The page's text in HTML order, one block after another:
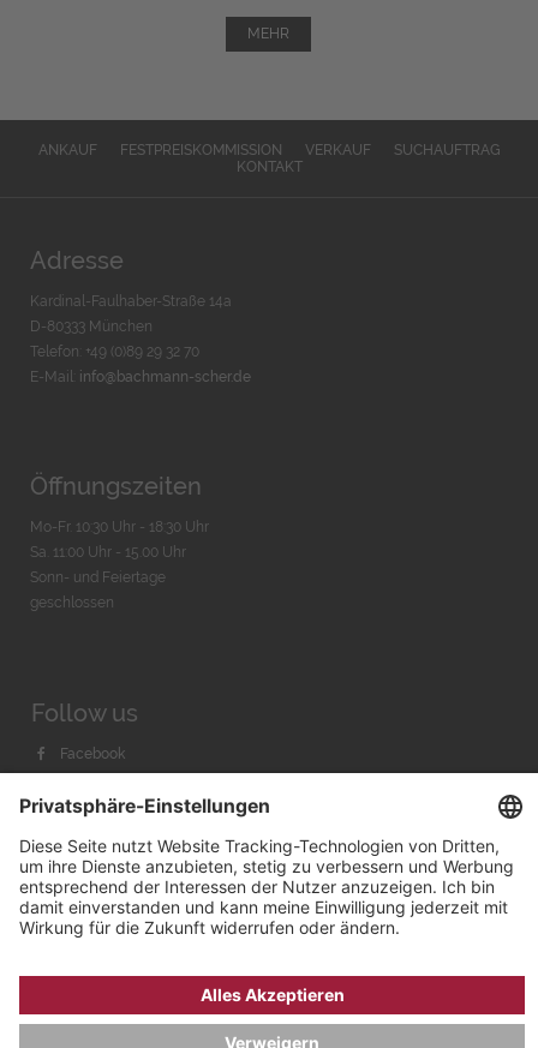
MEHR
ANKAUF FESTPREISKOMMISSION VERKAUF
SUCHAUFTRAG
KONTAKT
Adresse
Kardinal-Faulhaber-Straße 14a
D-80333 München
Telefon: +49 (0)89 29 32 70
E-Mail: info@bachmann-scher.de
Öffnungszeiten
Mo-Fr. 10:30 Uhr - 18:30 Uhr
Sa. 11:00 Uhr - 15.00 Uhr
Sonn- und Feiertage
geschlossen
Follow us
Facebook
Youtube
IMPRESSUM